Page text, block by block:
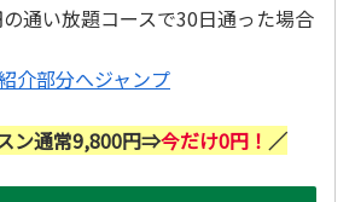
通い放題コースで30日通った場合
介部分へジャンプ
ン通常9,800円⇒今だけ0円！ ／